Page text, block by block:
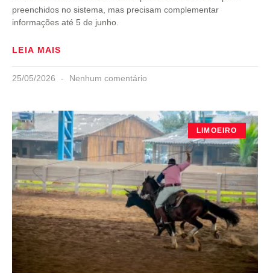
preenchidos no sistema, mas precisam complementar
informações até 5 de junho.
LEIA MAIS
25/05/2026 Nenhum comentário
LIMOEIRO